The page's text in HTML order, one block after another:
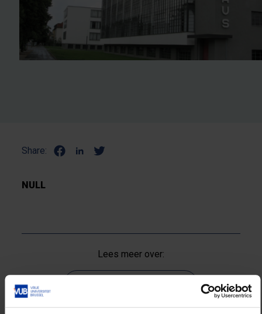
Share:
NULL
Lees meer over: